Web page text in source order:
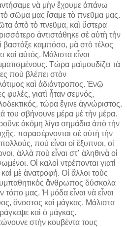
νὰ μὴν ἔχουμε ἀπάνω
τὸ σῶμα μας ἴσαμε τὸ πνεῦμα μας.
ἀπὸ τὸ πνεῦμα, καὶ ὕστερα
ἀντιστάθηκε σὲ αὐτὴ τὴν
καμπόσο, μὰ στὸ τέλος
καὶ αὐτός. Μάλιστα εἶναι
Τώρα μαϊμουδίζει τὰ
ποὺ βλέπει στὸν
καὶ ἀδιάντροπος. Ἐνῷ
φυλές, γιατὶ ἦταν σεμνός,
τώρα ἔγινε ἀγνώριστος.
του σβήνουνε μέρα μὲ τὴν μέρα.
ἀκόμη λίγα σημάδια ἀπὸ τὴν
παρασέρνονται σὲ αὐτὴ τὴν
ποὺ εἶναι οἱ ἔξυπνοι, οἱ
ἀλλὰ ποὺ εἶναι στ᾿ ἀληθινὰ οἱ
Οἱ καλοὶ ντρέπονται γιατὶ
καὶ μὲ ἀνατροφή. Οἱ ἄλλοι τοὺς
ἄνθρωπος δύσκολα
τόπο μας. Ἡ μόδα εἶναι νὰ εἶναι
ἄνοστος καὶ μάγκας. Μάλιστα
καὶ ὁ μάγκας.
στὴν κουβέντα τους